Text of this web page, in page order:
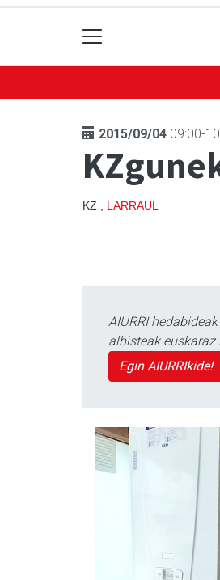
2015/09/04 09:00-
KZ , LARRAUL
AIURRI
albisteak
Egin AIURRIkide!